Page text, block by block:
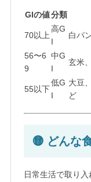
GIの値分類
70以上
高G
I
白パ
56〜6
9
中G
I
玄米
55以下
低G
I
大豆
ど
🟡 どんな
日常生活で取り入